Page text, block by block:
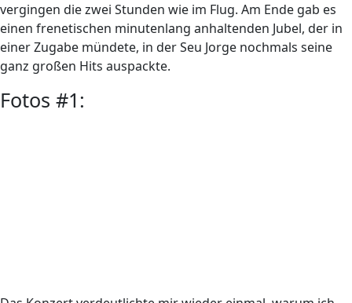
vergingen die zwei Stunden wie im Flug. Am Ende gab es
einen frenetischen minutenlang anhaltenden Jubel, der in
einer Zugabe mündete, in der Seu Jorge nochmals seine
ganz großen Hits auspackte.
Fotos #1: